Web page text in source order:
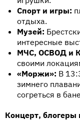
Спорт и игры:
отдыха.
Музей:
интересные
МЧС, ОСВОД и
своими
«Моржи»: В
зимнего
согреться в
Концерт, блогеры